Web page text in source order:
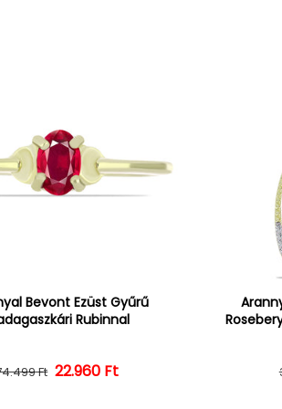
Bevont Ezüst Gyűrű
Rubinnal
Normál ár
Ft Kedvezményes ár
22.960 Ft